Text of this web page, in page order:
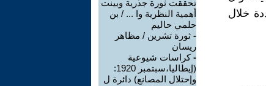
خلال
تحققت ثورة جذرية وبينت
أهمية النظرية وا ... / بن
حلمي حاليم
- ثورة تشرين / مظاهر
ريسان
-كراسات شيوعية
(إيطاليا،سبتمبر 1920:
وإحتلال المصانع) دائرة ل